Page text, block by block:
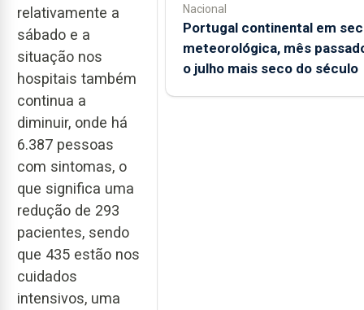
relativamente a
sábado e a
situação nos
hospitais também
continua a
diminuir, onde há
6.387 pessoas
com sintomas, o
que significa uma
redução de 293
pacientes, sendo
que 435 estão nos
cuidados
intensivos, uma
Nacional
Portugal continental em
meteorológica, mês
o julho mais seco do século